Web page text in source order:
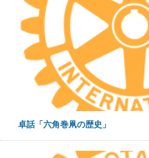
卓話「六角巻凧の歴史」